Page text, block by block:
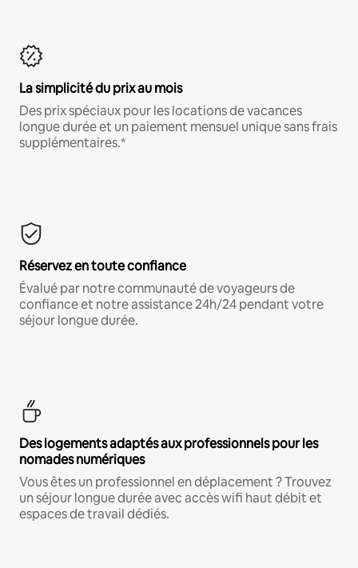
La simplicité du prix au mois
Des prix spéciaux pour les locations de vacances
longue durée et un paiement mensuel unique sans frais
supplémentaires.*
Réservez en toute confiance
Évalué par notre communauté de voyageurs de
confiance et notre assistance 24h/24 pendant votre
séjour longue durée.
Des logements adaptés aux professionnels pour les
nomades numériques
Vous êtes un professionnel en déplacement ? Trouvez
un séjour longue durée avec accès wifi haut débit et
espaces de travail dédiés.